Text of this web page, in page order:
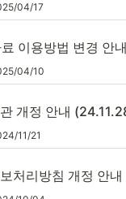
04/17
이용방법 변경 안내
04/10
개정 안내
11/21
처리방침 개정 안